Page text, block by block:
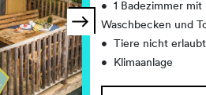
•
1 Badezimmer mit
Waschbecken und
•
Tiere nicht erlaubt
•
Klimaanlage